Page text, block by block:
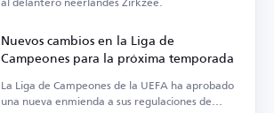
Nuevos cambios en la Liga de
Campeones para la próxima temporada
La Liga de Campeones de la UEFA ha aprobado
una nueva enmienda a sus regulaciones de